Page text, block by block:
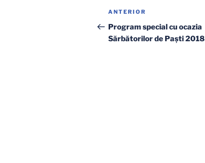
Navigare
în
articole
Articolul
anterior
ANTERIOR
Program special cu ocazia
Sărbătorilor de Paşti 2018